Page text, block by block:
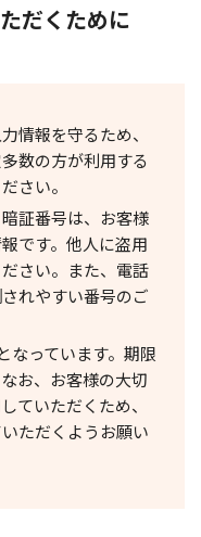
だくために
情報を守るため、
数の方が利用する
さい。
証番号は、お客様
です。他人に盗用
さい。また、電話
れやすい番号のご
なっています。期限
お、お客様の大切
ていただくため、
ただくようお願い